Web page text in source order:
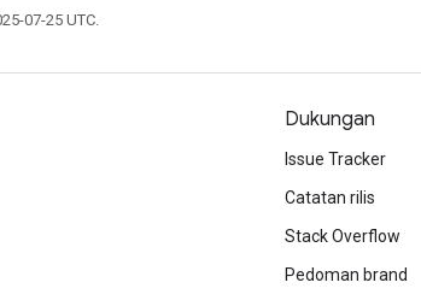
07-25 UTC.
Dukungan
Issue Tracker
Catatan rilis
Stack Overflow
Pedoman brand